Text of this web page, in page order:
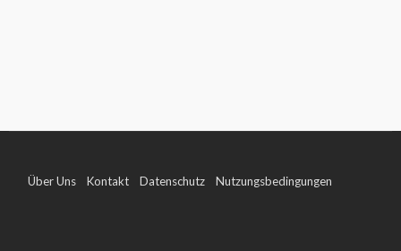
Über Uns Kontakt Datenschutz Nutzungsbedingungen